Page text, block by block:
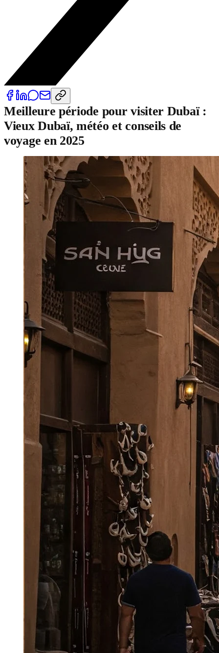
Meilleure période pour visiter Dubaï :
Vieux Dubaï, météo et conseils de
voyage en 2025